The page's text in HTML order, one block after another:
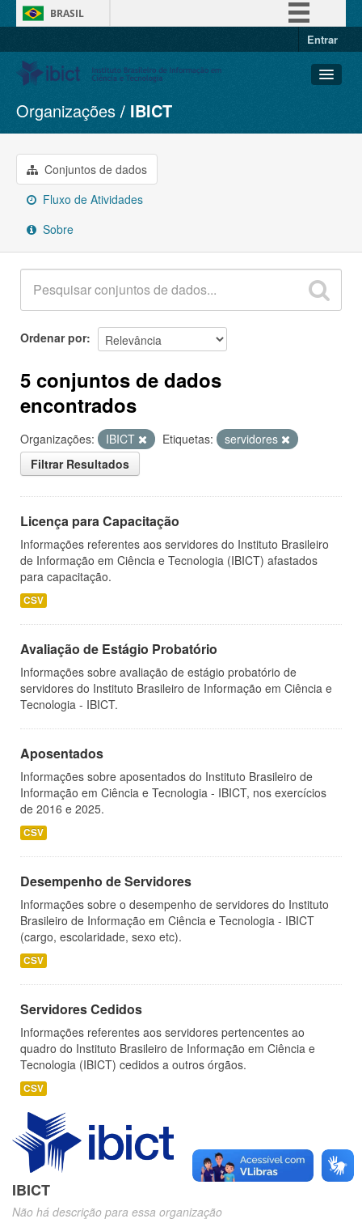
BRASIL
Entrar
Conjuntos de dados
Organizações
Grupos
Sobre
Organizações IBICT
Conjuntos de dados
Fluxo de Atividades
Sobre
Ordenar por
5 conjuntos de dados
encontrados
Organizações: IBICT Etiquetas:
servidores
Filtrar Resultados
Licença para Capacitação
Informações referentes aos servidores do Instituto Brasileiro
de Informação em Ciência e Tecnologia (IBICT) afastados
para capacitação.
CSV
Avaliação de Estágio Probatório
Informações sobre avaliação de estágio probatório de
servidores do Instituto Brasileiro de Informação em Ciência e
Tecnologia - IBICT.
Aposentados
Informações sobre aposentados do Instituto Brasileiro de
Informação em Ciência e Tecnologia - IBICT, nos exercícios
de 2016 e 2025.
CSV
Desempenho de Servidores
Informações sobre o desempenho de servidores do Instituto
Brasileiro de Informação em Ciência e Tecnologia - IBICT
(cargo, escolaridade, sexo etc).
CSV
Servidores Cedidos
Informações referentes aos servidores pertencentes ao
quadro do Instituto Brasileiro de Informação em Ciência e
Tecnologia (IBICT) cedidos a outros órgãos.
CSV
IBICT
Não há descrição para essa organização